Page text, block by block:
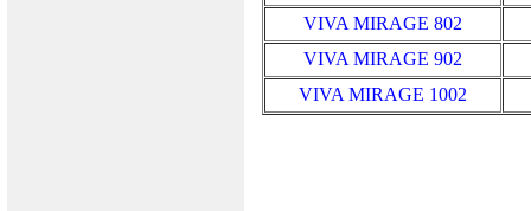
VIVA MIRAGE 802
VIVA MIRAGE 902
VIVA MIRAGE 1002